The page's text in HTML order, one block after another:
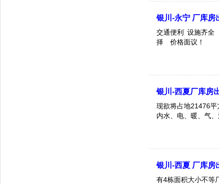
银川-永宁 厂库房
交通便利 设施齐
择 价格面议！
银川-西夏厂库房
现欲将占地21476
内水、电、暖、气
银川-西夏 厂库房
有4栋面积大小不等